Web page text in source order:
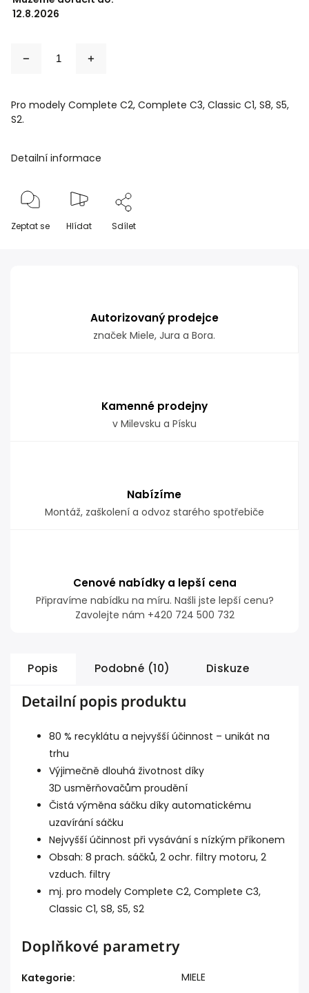
12.8.2026
Pro modely Complete C2, Complete C3, Classic C1, S8, S5,
S2.
Detailní informace
Zeptat se Hlídat Sdílet
Autorizovaný prodejce
značek Miele, Jura a Bora.
Kamenné prodejny
v Milevsku a Písku
Nabízíme
Montáž, zaškolení a odvoz starého spotřebiče
Cenové nabídky a lepší cena
Připravíme nabídku na míru. Našli jste lepší cenu?
Zavolejte nám +420 724 500 732
Popis Podobné (10) Diskuze
Detailní popis produktu
80 % recyklátu a nejvyšší účinnost – unikát na
trhu
Výjimečně dlouhá životnost díky
3D usměrňovačům proudění
Čistá výměna sáčku díky automatickému
uzavírání sáčku
Nejvyšší účinnost při vysávání s nízkým příkonem
Obsah: 8 prach. sáčků, 2 ochr. filtry motoru, 2
vzduch. filtry
mj. pro modely Complete C2, Complete C3,
Classic C1, S8, S5, S2
Doplňkové parametry
Kategorie:
MIELE